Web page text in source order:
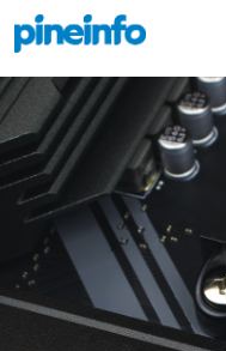
콘텐츠로
건너뛰기
파인인포 홈으로 이동